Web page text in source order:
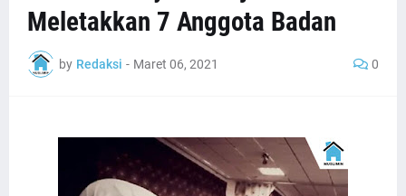
Meletakkan 7 Anggota Badan
by Redaksi - Maret 06, 2021 0